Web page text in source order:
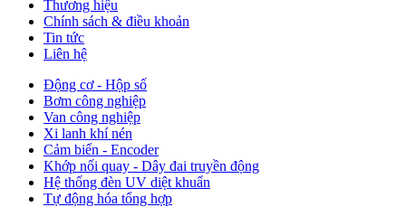
Thương hiệu
Chính sách & điều khoản
Tin tức
Liên hệ
Động cơ - Hộp số
Bơm công nghiệp
Van công nghiệp
Xi lanh khí nén
Cảm biến - Encoder
Khớp nối quay - Dây đai truyền động
Hệ thống đèn UV diệt khuẩn
Tự động hóa tổng hợp